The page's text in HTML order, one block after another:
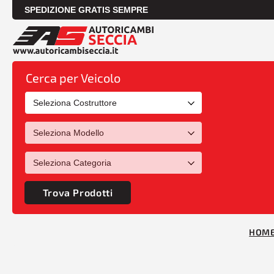
SPEDIZIONE GRATIS SEMPRE
Cerca per Veicolo
Trova Prodotti